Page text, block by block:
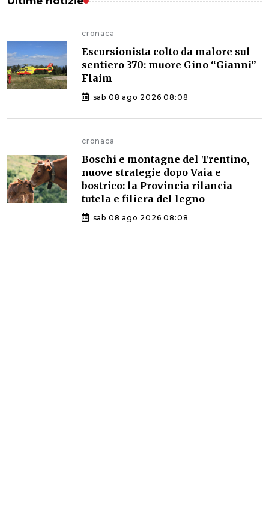
cronaca
Escursionista colto da malore sul
sentiero 370: muore Gino “Gianni”
Flaim
sab 08 ago 2026 08:08
cronaca
Boschi e montagne del Trentino,
nuove strategie dopo Vaia e
bostrico: la Provincia rilancia
tutela e filiera del legno
sab 08 ago 2026 08:08